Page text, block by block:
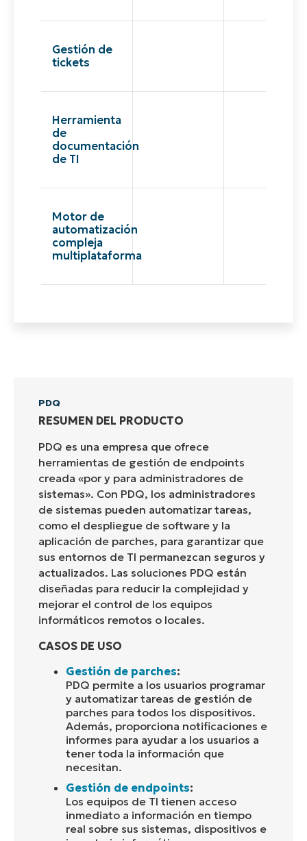
Gestión de
tickets
Herramienta
de
documentación
de TI
Motor de
automatización
compleja
multiplataforma
PDQ
RESUMEN DEL PRODUCTO
PDQ es una empresa que ofrece
herramientas de gestión de endpoints
creada «por y para administradores de
sistemas». Con PDQ, los administradores
de sistemas pueden automatizar tareas,
como el despliegue de software y la
aplicación de parches, para garantizar que
sus entornos de TI permanezcan seguros y
actualizados. Las soluciones PDQ están
diseñadas para reducir la complejidad y
mejorar el control de los equipos
informáticos remotos o locales.
CASOS DE USO
Gestión de parches:
PDQ permite a los usuarios programar
y automatizar tareas de gestión de
parches para todos los dispositivos.
Además, proporciona notificaciones e
informes para ayudar a los usuarios a
tener toda la información que
necesitan.
Gestión de endpoints:
Los equipos de TI tienen acceso
inmediato a información en tiempo
real sobre sus sistemas, dispositivos e